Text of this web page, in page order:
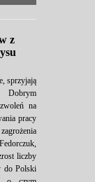
z
sprzyjają
Dobrym
na
pracy
liczby
do Polski